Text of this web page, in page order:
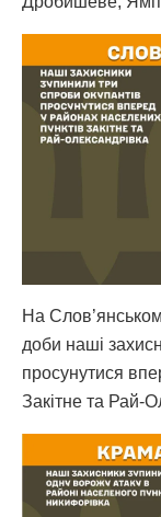
На
доби наші
просунутися
Закітне та Рай-